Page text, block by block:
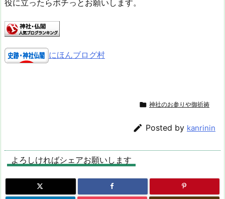
役に立ったらポチっとお願いします。
にほんブログ村
 神社のお参りや御祈祷
 Posted by kanrinin
よろしければシェアお願いします